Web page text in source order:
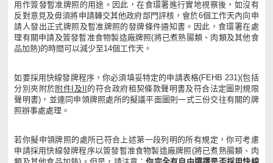
用作簽發暫准牌照的用途。因此，在食環署進行實地視察後，如沒有
反對意見及毋須將申請轉交其他政府部門評核，會於6個工作天內向申
請人發出正式牌照及暫准牌照的發牌條件通知書。因此，食環署在處
理有關申請及簽發暫准食物製造廠牌照(將已煮熟腸類、肉類及其他食
品加熱)的時間可以減少至14個工作天。
如要採用快線發牌程序，你必須填妥特定的申請表格(FEHB 231)(包括
分別夾附於附件I及II的符合政府租契條款聲明書及符合法定圖則規限
聲明書)，並連同申領牌照處所的擬議平面圖則一式三份交往有關的牌
照辦事處處理。
若你擬申領牌照的處所已符合上述第一段列明的所有規定，你可考慮
申請採用快線發牌程序以簽發暫准食物製造廠牌照(將已煮熟腸類、肉